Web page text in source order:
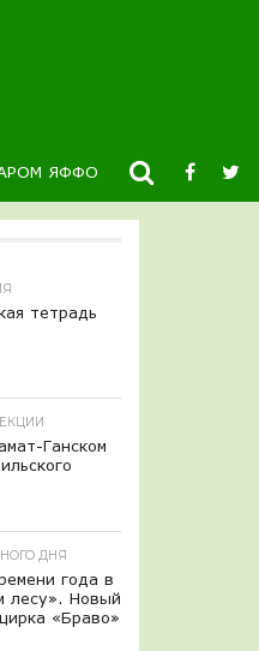
ЯФФО НОВОСТИ
тетрадь
Ганском
ДНЯ
года в
лесу». Новый
«Браво»